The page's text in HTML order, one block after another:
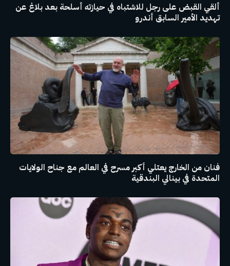
ألقي القبض على رجل للاشتباه في حيازته أسلحة بعد بلاغ عن
تهديد الأمير السابق أندرو
فنان من الخارج يعتلي أكبر مسرح في العالم مع جناح الولايات
المتحدة في بينالي البندقية